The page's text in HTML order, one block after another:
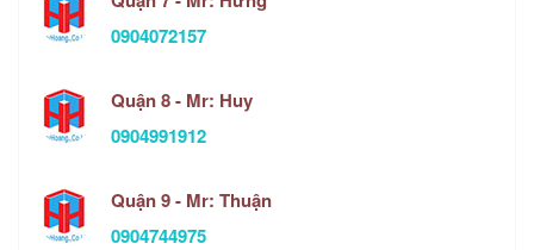
0904072157
Quận 8 - Mr: Huy
0904991912
Quận 9 - Mr: Thuận
0904744975